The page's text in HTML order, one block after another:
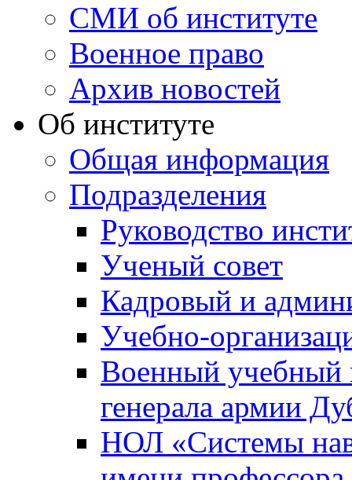
СМИ об институте
Военное право
Архив новостей
Об институте
Общая информация
Подразделения
Руководство
Ученый совет
Кадровый и
Учебно-
Военный учебный
генерала армии
НОЛ «Системы